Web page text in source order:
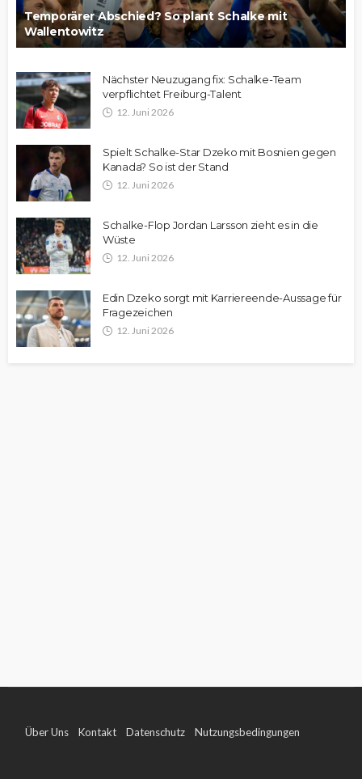
Temporärer Abschied? So plant Schalke mit
Wallentowitz
Nächster Neuzugang fix: Schalke-Team
verpflichtet Freiburg-Talent
12. Juni 2026
Spielt Schalke-Star Dzeko mit Bosnien gegen
Kanada? So ist der Stand
12. Juni 2026
Schalke-Flop Jordan Larsson zieht es in die
Wüste
12. Juni 2026
Edin Dzeko sorgt mit Karriereende-Aussage für
Fragezeichen
12. Juni 2026
Über Uns Kontakt Datenschutz Nutzungsbedingungen